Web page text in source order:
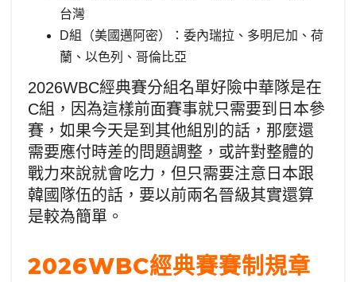
台灣
D組（美國邁阿密）：委內瑞拉、多明尼加、荷
蘭、以色列、哥倫比亞
2026WBC經典賽分組名單好險中華隊是在
C組，因為這樣前面賽事就只需要到日本參
賽，如果今天是到其他組別的話，那麼還
需要應付時差的問題調整，或許對整體的
戰力來說就會吃力，但只需要注意日本跟
韓國隊伍的話，要以前兩名晉級其實還算
是較為簡單。
2026WBC經典賽賽制規章